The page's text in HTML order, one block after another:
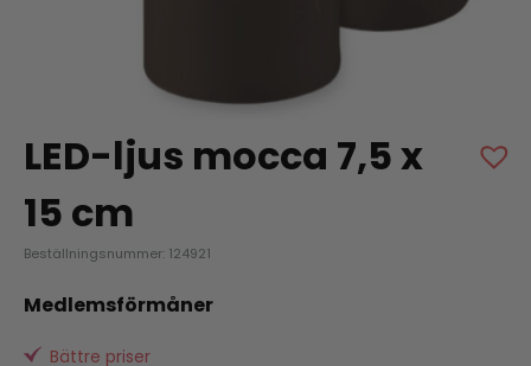
LED-ljus mocca 7,5 x
15 cm
Beställningsnummer: 124921
Medlemsförmåner
Bättre priser